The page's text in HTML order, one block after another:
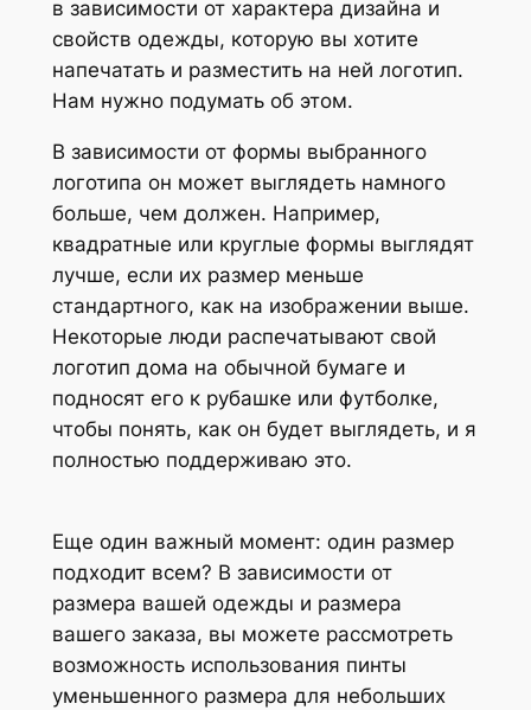
в зависимости от характера дизайна и
свойств одежды, которую вы хотите
напечатать и разместить на ней логотип.
Нам нужно подумать об этом.
В зависимости от формы выбранного
логотипа он может выглядеть намного
больше, чем должен. Например,
квадратные или круглые формы выглядят
лучше, если их размер меньше
стандартного, как на изображении выше.
Некоторые люди распечатывают свой
логотип дома на обычной бумаге и
подносят его к рубашке или футболке,
чтобы понять, как он будет выглядеть, и я
полностью поддерживаю это.
Еще один важный момент: один размер
подходит всем? В зависимости от
размера вашей одежды и размера
вашего заказа, вы можете рассмотреть
возможность использования пинты
уменьшенного размера для небольших